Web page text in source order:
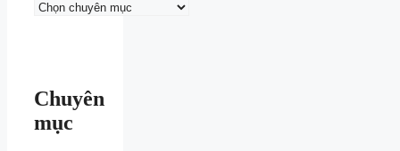
Chuyên
mục